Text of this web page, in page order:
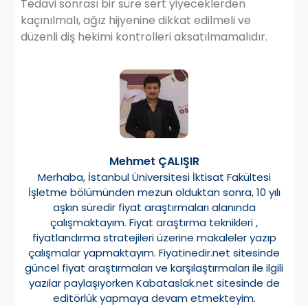
Tedavi sonrası bir süre sert yiyeceklerden
kaçınılmalı, ağız hijyenine dikkat edilmeli ve
düzenli diş hekimi kontrolleri aksatılmamalıdır.
Mehmet ÇALIŞIR
Merhaba, İstanbul Üniversitesi İktisat Fakültesi
İşletme bölümünden mezun olduktan sonra, 10 yılı
aşkın süredir fiyat araştırmaları alanında
çalışmaktayım. Fiyat araştırma teknikleri ,
fiyatlandırma stratejileri üzerine makaleler yazıp
çalışmalar yapmaktayım. Fiyatinedir.net sitesinde
güncel fiyat araştırmaları ve karşılaştırmaları ile ilgili
yazılar paylaşıyorken Kabataslak.net sitesinde de
editörlük yapmaya devam etmekteyim.